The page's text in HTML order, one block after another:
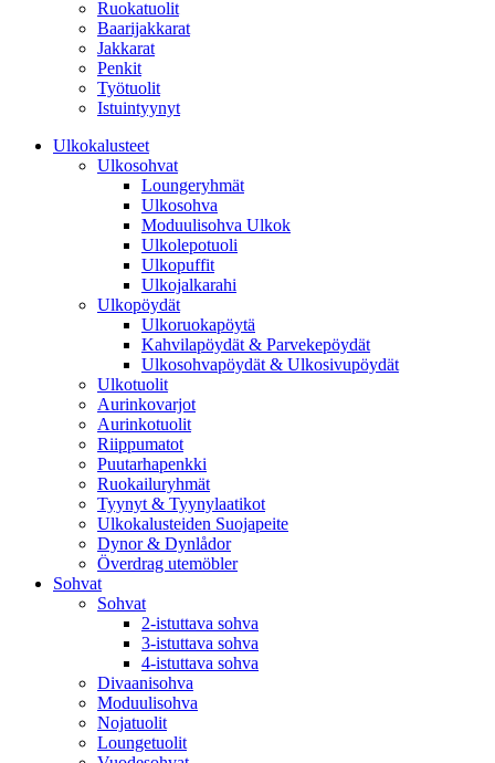
Ruokatuolit
Baarijakkarat
Jakkarat
Penkit
Työtuolit
Istuintyynyt
Ulkokalusteet
Ulkosohvat
Loungeryhmät
Ulkosohva
Moduulisohva Ulkok
Ulkolepotuoli
Ulkopuffit
Ulkojalkarahi
Ulkopöydät
Ulkoruokapöytä
Kahvilapöydät & Parvekepöydät
Ulkosohvapöydät & Ulkosivupöydät
Ulkotuolit
Aurinkovarjot
Aurinkotuolit
Riippumatot
Puutarhapenkki
Ruokailuryhmät
Tyynyt & Tyynylaatikot
Ulkokalusteiden Suojapeite
Dynor & Dynlådor
Överdrag utemöbler
Sohvat
Sohvat
2-istuttava sohva
3-istuttava sohva
4-istuttava sohva
Divaanisohva
Moduulisohva
Nojatuolit
Loungetuolit